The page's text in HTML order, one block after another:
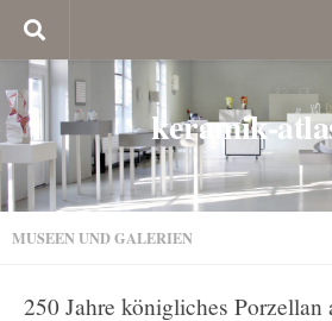
keramik-
MUSEEN UND GALERIEN
250 Jahre königliches Porzellan